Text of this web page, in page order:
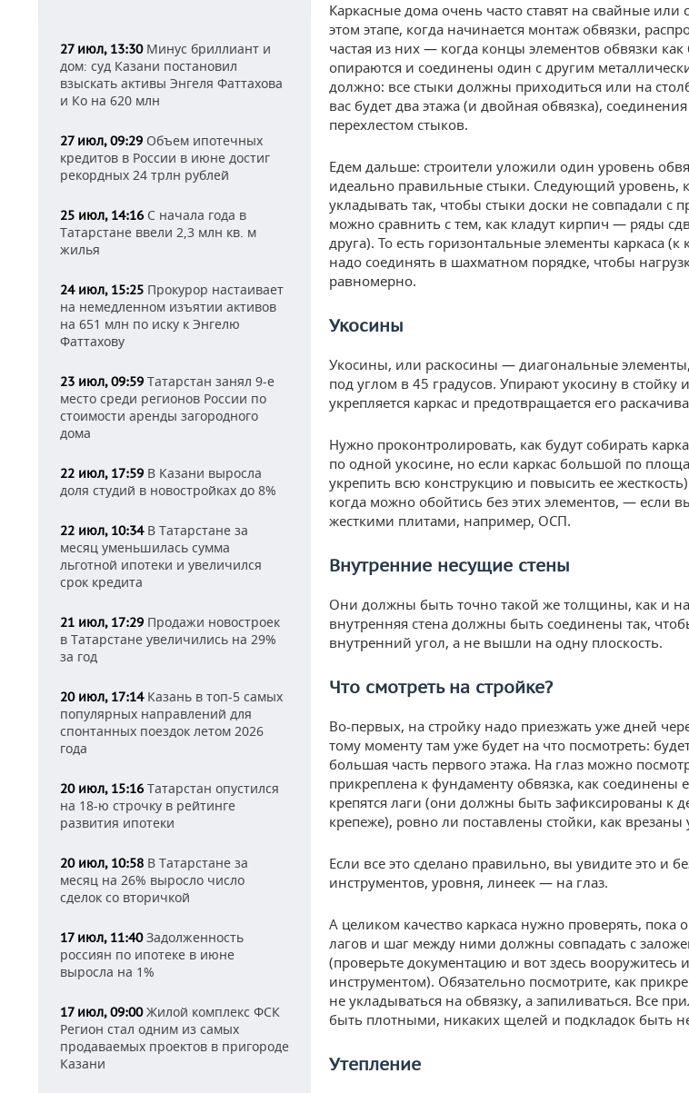
27 июл, 13:30Минус бриллиант и
дом: суд Казани постановил
взыскать активы Энгеля Фаттахова
и Ко на 620 млн
27 июл, 09:29 Объем ипотечных
кредитов в России в июне достиг
рекордных 24 трлн рублей
25 июл, 14:16 С начала года в
Татарстане ввели 2,3 млн кв. м
жилья
24 июл, 15:25 Прокурор настаивает
на немедленном изъятии активов
на 651 млн по иску к Энгелю
Фаттахову
23 июл, 09:59 Татарстан занял 9-е
место среди регионов России по
стоимости аренды загородного
дома
22 июл, 17:59 В Казани выросла
доля студий в новостройках до 8%
22 июл, 10:34В Татарстане за
месяц уменьшилась сумма
льготной ипотеки и увеличился
срок кредита
21 июл, 17:29 Продажи новостроек
в Татарстане увеличились на 29%
за год
20 июл, 17:14Казань в топ-5 самых
популярных направлений для
спонтанных поездок летом 2026
года
20 июл, 15:16 Татарстан опустился
на 18-ю строчку в рейтинге
развития ипотеки
20 июл, 10:58 В Татарстане за
месяц на 26% выросло число
сделок со вторичкой
17 июл, 11:40Задолженность
россиян по ипотеке в июне
выросла на 1%
17 июл, 09:00Жилой комплекс ФСК
Регион стал одним из самых
продаваемых проектов в пригороде
Казани
Каркасные дома очень часто ставят на свайные
этом этапе, когда начинается монтаж обвязки,
частая из них — когда концы элементов обвязки
опираются и соединены один с другим
должно: все стыки должны приходиться или на
вас будет два этажа (и двойная обвязка),
перехлестом стыков.
Едем дальше: строители уложили один уровень
идеально правильные стыки. Следующий уровень,
укладывать так, чтобы стыки доски не совпадали с
можно сравнить с тем, как кладут кирпич — ряды
друга). То есть горизонтальные элементы каркаса (к
надо соединять в шахматном порядке, чтобы
равномерно.
Укосины
Укосины, или раскосины — диагональные
под углом в 45 градусов. Упирают укосину в стойку
укрепляется каркас и предотвращается его
Нужно проконтролировать, как будут собирать
по одной укосине, но если каркас большой по
укрепить всю конструкцию и повысить ее
когда можно обойтись без этих элементов, — если
жесткими плитами, например, ОСП.
Внутренние несущие стены
Они должны быть точно такой же толщины, как и
внутренняя стена должны быть соединены так,
внутренний угол, а не вышли на одну плоскость.
Что смотреть на стройке?
Во-первых, на стройку надо приезжать уже дней
тому моменту там уже будет на что посмотреть:
большая часть первого этажа. На глаз можно
прикреплена к фундаменту обвязка, как соединены
крепятся лаги (они должны быть зафиксированы к
крепеже), ровно ли поставлены стойки, как врезаны
Если все это сделано правильно, вы увидите это и
инструментов, уровня, линеек — на глаз.
А целиком качество каркаса нужно проверять,
лагов и шаг между ними должны совпадать с
(проверьте документацию и вот здесь вооружитесь
инструментом). Обязательно посмотрите, как
не укладываться на обвязку, а запиливаться. Все
быть плотными, никаких щелей и подкладок быть
Утепление